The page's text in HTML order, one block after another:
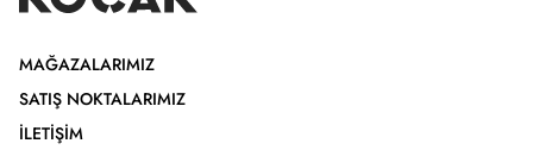
MAĞAZALARIMIZ
SATIŞ NOKTALARIMIZ
İLETIŞIM